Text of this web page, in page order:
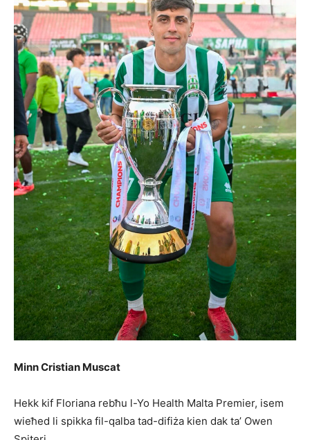
Minn Cristian Muscat
Hekk kif Floriana rebħu l-Yo Health Malta Premier, isem
wieħed li spikka fil-qalba tad-difiża kien dak ta’ Owen